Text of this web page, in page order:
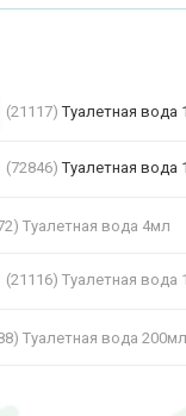
(21117) Туалетная вода
(72846) Туалетная вода
Туалетная вода 4мл
(21116) Туалетная вода
Туалетная вода 200мл